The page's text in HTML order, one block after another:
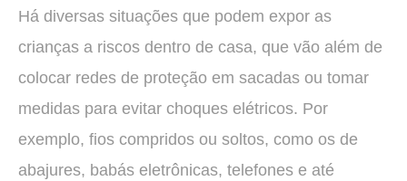
Há diversas situações que podem expor as
crianças a riscos dentro de casa, que vão além de
colocar redes de proteção em sacadas ou tomar
medidas para evitar choques elétricos. Por
exemplo, fios compridos ou soltos, como os de
abajures, babás eletrônicas, telefones e até